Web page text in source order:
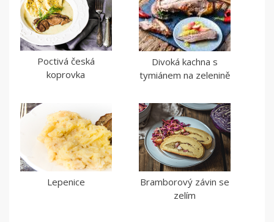
Poctivá česká
koprovka
Divoká kachna s
tymiánem na zelenině
Lepenice
Bramborový závin se
zelím